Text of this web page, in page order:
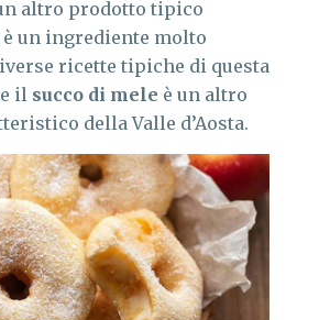
altro prodotto tipico
è un ingrediente molto
ricette tipiche di questa
il succo di mele è un altro
della Valle d’Aosta.